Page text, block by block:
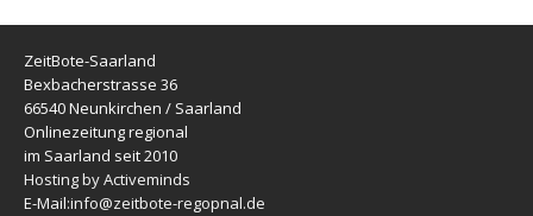
ZeitBote-Saarland
Bexbacherstrasse 36
66540 Neunkirchen / Saarland
Onlinezeitung regional
im Saarland seit 2010
Hosting by Activeminds
E-Mail:info@zeitbote-regopnal.de